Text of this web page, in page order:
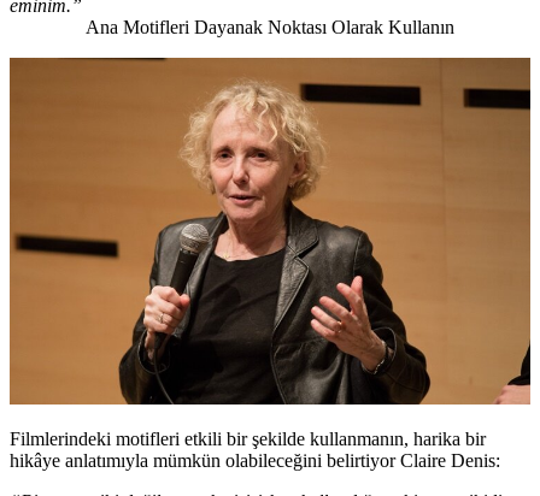
eminim.”
Ana Motifleri Dayanak Noktası Olarak Kullanın
Filmlerindeki motifleri etkili bir şekilde kullanmanın, harika bir
hikâye anlatımıyla mümkün olabileceğini belirtiyor Claire Denis: